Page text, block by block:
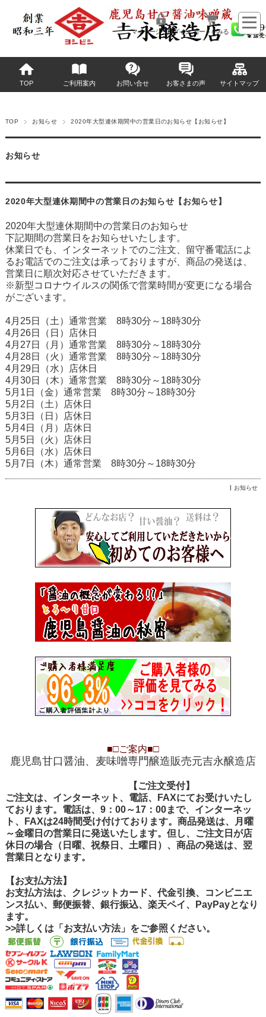
マイページへログイン カートをみる
TOP ご利用案内 お問い合せ お客さまの声 サイトマップ
TOP お知らせ 2020年大型連休期間中の営業日のお知らせ【お知らせ】
お知らせ
2020年大型連休期間中の営業日のお知らせ【お知らせ】
2020年大型連休期間中の営業日のお知らせ
下記期間の営業日をお知らせいたします。
休業日でも、インターネットでのご注文、留守番電話によ
るお電話でのご注文は承っておりますが、商品の発送は、
営業日に順次対応させていただきます。
※新型コロナウイルスの関係で営業時間が変更になる場合
がございます。
4月25日（土）通常営業 8時30分～18時30分
4月26日（日）店休日
4月27日（月）通常営業 8時30分～18時30分
4月28日（火）通常営業 8時30分～18時30分
4月29日（水）店休日
4月30日（木）通常営業 8時30分～18時30分
5月1日（金）通常営業 8時30分～18時30分
5月2日（土）店休日
5月3日（日）店休日
5月4日（月）店休日
5月5日（火）店休日
5月6日（水）店休日
5月7日（木）通常営業 8時30分～18時30分
お知らせ
■□ご案内■□
鹿児島甘口醤油、麦味噌専門醸造販売元吉永醸造店
【ご注文受付】
ご注文は、インターネット、電話、FAXにてお受けいたし
ております。電話は、9：00～17：00まで、インターネッ
ト、FAXは24時間受け付けております。商品発送は、月曜
～金曜日の営業日に発送いたします。但し、ご注文日が店
休日の場合（日曜、祝祭日、土曜日）、商品の発送は、翌
営業日となります。
【お支払方法】
お支払方法は、クレジットカード、代金引換、コンビニエ
ンス払い、郵便振替、銀行振込、楽天ペイ、PayPayとなり
ます。
>>詳しくは「お支払い方法」をご参照ください。